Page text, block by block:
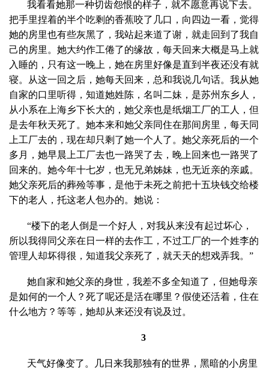
我看看她那一种切齿怨恨的样子，就不愿意再说下去。
把手里捏着的半个吃剩的香蕉咬了几口，向四边一看，觉得
她的房里也有些灰黑了，我站起来道了谢，就走回到了我自
己的房里。她大约作工倦了的缘故，每天回来大概是马上就
入睡的，只有这一晚上，她在房里好像是直到半夜还没有就
寝。从这一回之后，她每天回来，总和我说几句话。我从她
自家的口里听得，知道她姓陈，名叫二妹，是苏州东乡人，
从小系在上海乡下长大的，她父亲也是纸烟工厂的工人，但
是去年秋天死了。她本来和她父亲同住在那间房里，每天同
上工厂去的，现在却只剩了她一个人了。她父亲死后的一个
多月，她早晨上工厂去也一路哭了去，晚上回来也一路哭了
回来的。她今年十七岁，也无兄弟姊妹，也无近亲的亲戚。
她父亲死后的葬殓等事，是他于未死之前把十五块钱交给楼
下的老人，托这老人包办的。她说：
“楼下的老人倒是一个好人，对我从来没有起过坏心，
所以我得同父亲在日一样的去作工，不过工厂的一个姓李的
管理人却坏得很，知道我父亲死了，就天天的想戏弄我。”
她自家和她父亲的身世，我差不多全知道了，但她母亲
是如何的一个人？死了呢还是活在哪里？假使还活着，住在
什么地方？等等，她却从来还没有说及过。
3
天气好像变了。几日来我那独有的世界，黑暗的小房里